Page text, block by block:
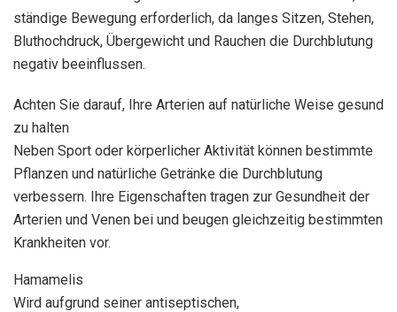
ständige Bewegung erforderlich, da langes Sitzen, Stehen,
Bluthochdruck, Übergewicht und Rauchen die Durchblutung
negativ beeinflussen.
Achten Sie darauf, Ihre Arterien auf natürliche Weise gesund
zu halten
Neben Sport oder körperlicher Aktivität können bestimmte
Pflanzen und natürliche Getränke die Durchblutung
verbessern. Ihre Eigenschaften tragen zur Gesundheit der
Arterien und Venen bei und beugen gleichzeitig bestimmten
Krankheiten vor.
Hamamelis
Wird aufgrund seiner antiseptischen,